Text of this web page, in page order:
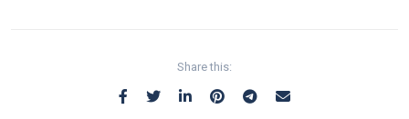
Share this: